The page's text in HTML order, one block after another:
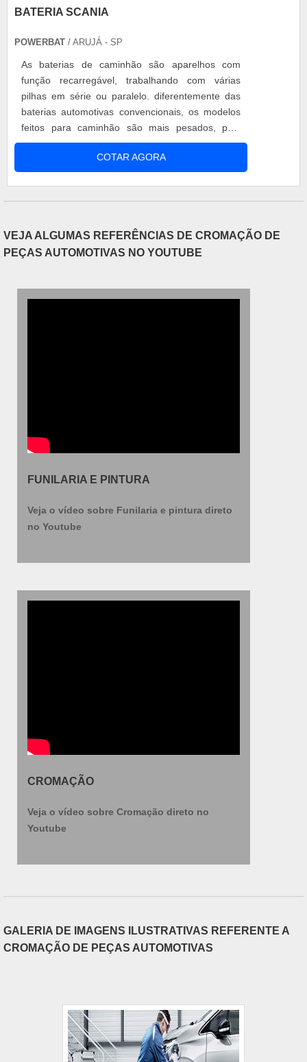
BATERIA SCANIA
POWERBAT / ARUJÁ - SP
As baterias de caminhão são aparelhos com
função recarregável, trabalhando com várias
pilhas em série ou paralelo. diferentemente das
baterias automotivas convencionais, os modelos
feitos para caminhão são mais pesados, pela
carga que o veículo suporta para o transporte. O
seu tamanho e sua carga necessita de mais
equipamentos para o funcionamento, e, mesmo
COTAR AGORA
VEJA ALGUMAS REFERÊNCIAS DE CROMAÇÃO DE
PEÇAS AUTOMOTIVAS NO YOUTUBE
FUNILARIA E PINTURA
Veja o vídeo sobre Funilaria e pintura direto
no Youtube
CROMAÇÃO
Veja o vídeo sobre Cromação direto no
Youtube
GALERIA DE IMAGENS ILUSTRATIVAS REFERENTE A
CROMAÇÃO DE PEÇAS AUTOMOTIVAS